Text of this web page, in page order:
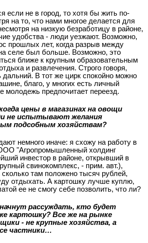
если не в город, то хотя бы жить по-
на то, что нами многое делается для
на низкую безработицу в районе,
удобства - люди уезжают. Возможно,
прошлых лет, когда разрыв между
селе был больше. Возможно, это
ближе к крупным образовательным
и развлечения. Строго говоря,
дальний. В тот же цирк спокойно можно
благо, у многих есть личный
молодежь предпочитает переезд.
цены в магазинах на овощи
не испытывают желания
подсобным хозяйствам?
немного иначе: я схожу на работу в
"Агропромышленный холдинг
инвестор в районе, открывший в
свинокомплекс, - прим. авт.),
там положено тысяч рублей,
отдыхать. А картошку лучше куплю,
ее не смогу себе позволить, что ли?
рассуждать, кто будет
картошку? Все же на рынке
- не крупные хозяйства, а
частники…